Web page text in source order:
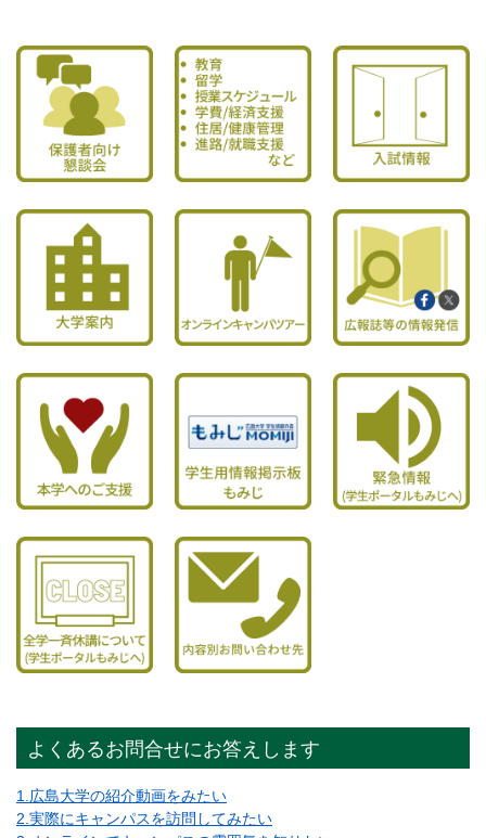
よくあるお問合せにお答えします
1.広島大学の紹介動画をみたい
2.実際にキャンパスを訪問してみたい